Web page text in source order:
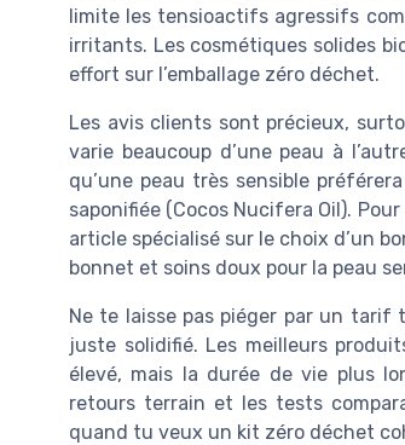
limite les tensioactifs agressifs
irritants. Les cosmétiques solides
effort sur l’emballage zéro déchet.
Les avis clients sont précieux,
varie beaucoup d’une peau à
qu’une peau très sensible
saponifiée (Cocos Nucifera Oil).
article spécialisé sur le choix d’un
bonnet et soins doux pour la peau
Ne te laisse pas piéger par un tarif
juste solidifié. Les meilleurs
élevé, mais la durée de vie plus
retours terrain et les tests
quand tu veux un kit zéro déchet